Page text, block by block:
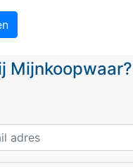
Mijnkoopwaar?